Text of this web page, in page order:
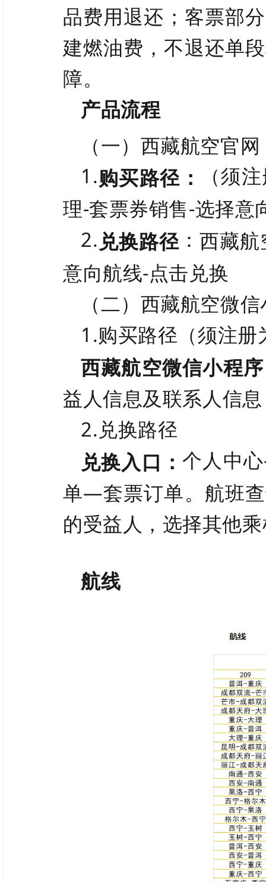
品费用退还； 客票部
建燃油费，不退还单
障。
产品流程
（一）西藏航空官网
1.购买路径：
（须
理-套票券销售-选择意
2.兑换路径 ： 西藏
意向航线-点击兑换
（二）西藏航空微
1.购买路径（须注
西藏航空微信小程
益人信息及联系人信
2.兑换路径
兑换入口：个人中
单—套票订单。航班
的受益人，选择其他
航线